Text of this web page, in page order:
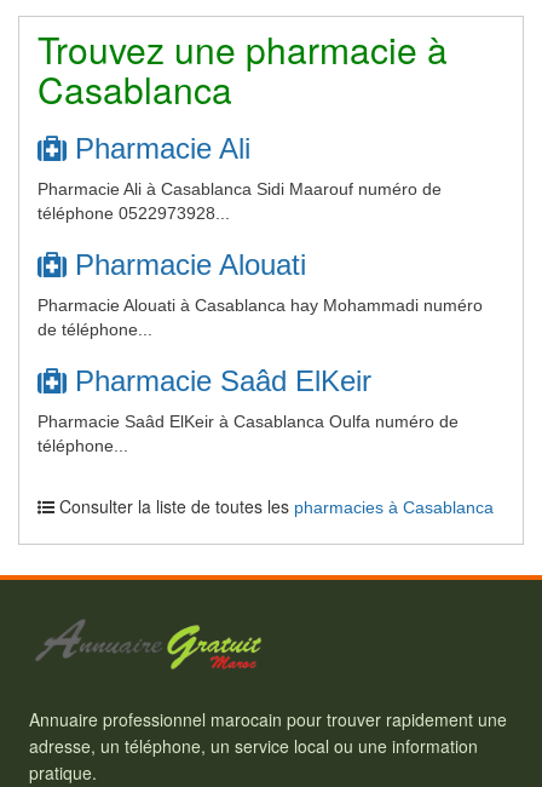
Trouvez une pharmacie à
Casablanca
Pharmacie Ali
Pharmacie Ali à Casablanca Sidi Maarouf numéro de
téléphone 0522973928...
Pharmacie Alouati
Pharmacie Alouati à Casablanca hay Mohammadi numéro
de téléphone...
Pharmacie Saâd ElKeir
Pharmacie Saâd ElKeir à Casablanca Oulfa numéro de
téléphone...
Consulter la liste de toutes les pharmacies à Casablanca
Annuaire professionnel marocain pour trouver rapidement une
adresse, un téléphone, un service local ou une information
pratique.